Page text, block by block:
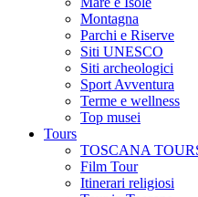
Montagna
Parchi e Riserve
Siti UNESCO
Siti archeologici
Sport Avventura
Terme e wellness
Top musei
Tours
TOSCANA
Film Tour
Itinerari religiosi